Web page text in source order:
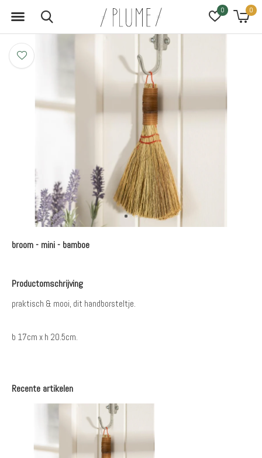
0 0
broom - mini - bamboe
Productomschrijving
praktisch & mooi, dit handborsteltje.
b 17cm x h 20.5cm.
Recente artikelen